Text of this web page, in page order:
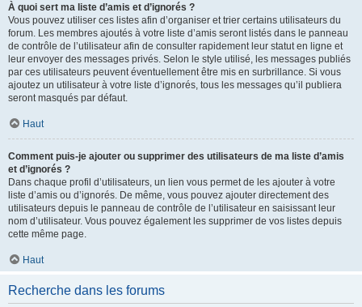
À quoi sert ma liste d’amis et d’ignorés ?
Vous pouvez utiliser ces listes afin d’organiser et trier certains utilisateurs du
forum. Les membres ajoutés à votre liste d’amis seront listés dans le panneau
de contrôle de l’utilisateur afin de consulter rapidement leur statut en ligne et
leur envoyer des messages privés. Selon le style utilisé, les messages publiés
par ces utilisateurs peuvent éventuellement être mis en surbrillance. Si vous
ajoutez un utilisateur à votre liste d’ignorés, tous les messages qu’il publiera
seront masqués par défaut.
Haut
Comment puis-je ajouter ou supprimer des utilisateurs de ma liste d’amis
et d’ignorés ?
Dans chaque profil d’utilisateurs, un lien vous permet de les ajouter à votre
liste d’amis ou d’ignorés. De même, vous pouvez ajouter directement des
utilisateurs depuis le panneau de contrôle de l’utilisateur en saisissant leur
nom d’utilisateur. Vous pouvez également les supprimer de vos listes depuis
cette même page.
Haut
Recherche dans les forums